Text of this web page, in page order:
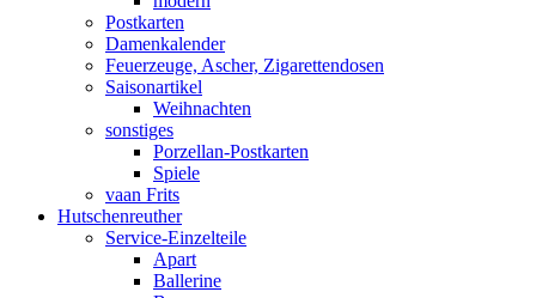
Postkarten
Damenkalender
Feuerzeuge, Ascher, Zigarettendosen
Saisonartikel
Weihnachten
sonstiges
Porzellan-Postkarten
Spiele
vaan Frits
Hutschenreuther
Service-Einzelteile
Apart
Ballerine